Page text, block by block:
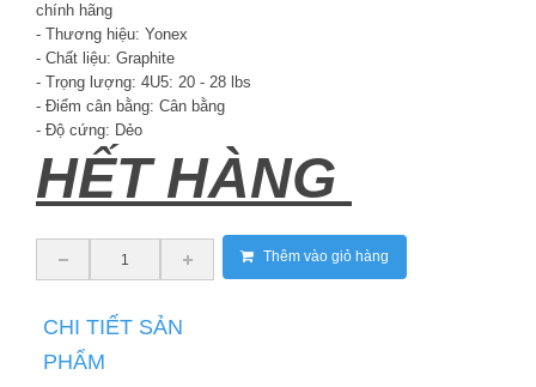
chính hãng
- Thương hiệu: Yonex
- Chất liệu: Graphite
- Trọng lượng: 4U5: 20 - 28 lbs
- Điểm cân bằng: Cân bằng
- Độ cứng: Dẻo
HẾT HÀNG
Thêm vào giỏ hàng
CHI TIẾT SẢN
PHẨM